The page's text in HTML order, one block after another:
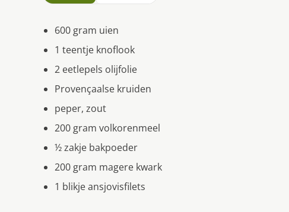
600 gram uien
1 teentje knoflook
2 eetlepels olijfolie
Provençaalse kruiden
peper, zout
200 gram volkorenmeel
½ zakje bakpoeder
200 gram magere kwark
1 blikje ansjovisfilets